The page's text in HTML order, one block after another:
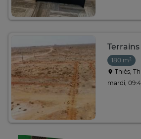
180 m²
Thiès,
mardi,